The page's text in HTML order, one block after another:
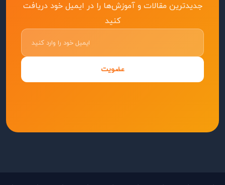
جدیدترین مقالات و آموزش‌ها را در ایمیل خود دریافت
کنید
عضویت